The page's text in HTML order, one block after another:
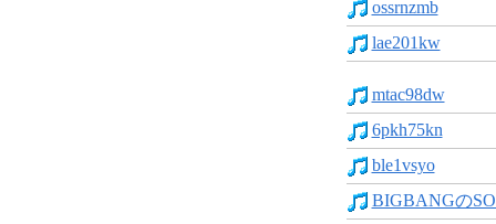
ossrnzmb
lae201kw
mtac98dw
6pkh75kn
ble1vsyo
BIGBANGの